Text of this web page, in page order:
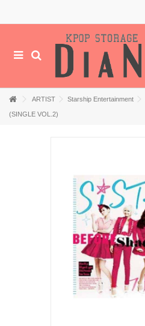
ARTIST Starship Entertainment
(SINGLE VOL.2)